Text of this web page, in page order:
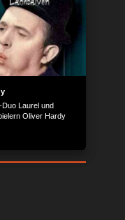
Laurel und
Oliver Hardy